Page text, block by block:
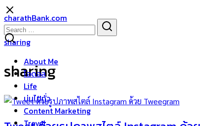
Skip
to
content
charathBank.com
About Me
ไอดอล
Life
บ่นไปทั่ว
Content Marketing
Travel
Search
for:
sharing
sharing